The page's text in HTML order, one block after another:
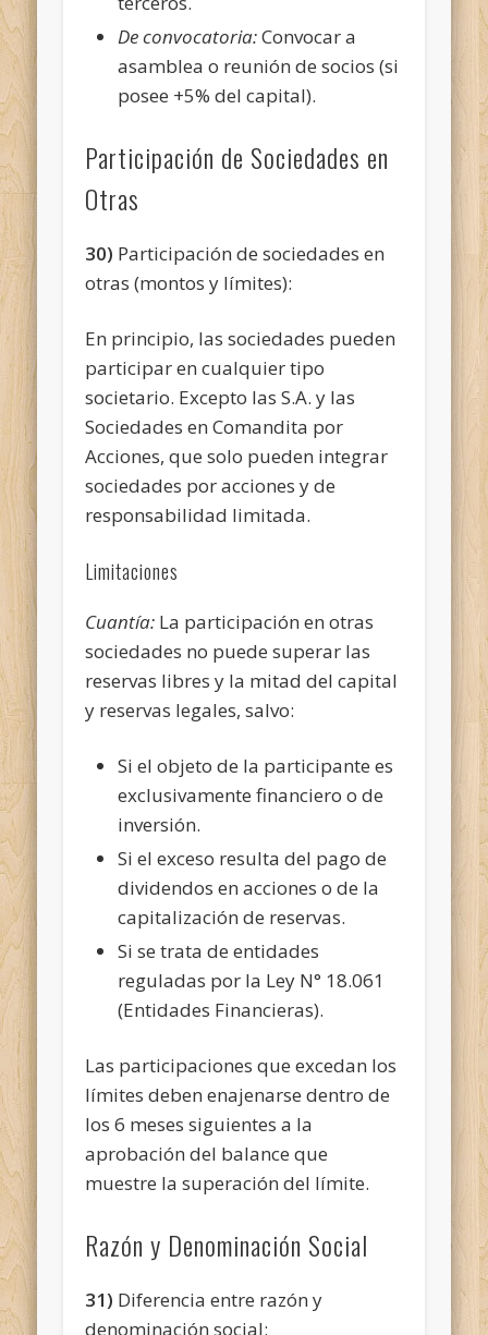
De convocatoria:Convocar a
asamblea o reunión de socios (si
posee +5% del capital).
Participación de Sociedades en
Otras
30) Participación de sociedades en
otras (montos y límites):
En principio, las sociedades pueden
participar en cualquier tipo
societario. Excepto las S.A. y las
Sociedades en Comandita por
Acciones, que solo pueden integrar
sociedades por acciones y de
responsabilidad limitada.
Limitaciones
Cuantía: La participación en otras
sociedades no puede superar las
reservas libres y la mitad del capital
y reservas legales, salvo:
Si el objeto de la participante es
exclusivamente financiero o de
inversión.
Si el exceso resulta del pago de
dividendos en acciones o de la
capitalización de reservas.
Si se trata de entidades
reguladas por la Ley N° 18.061
(Entidades Financieras).
Las participaciones que excedan los
límites deben enajenarse dentro de
los 6 meses siguientes a la
aprobación del balance que
muestre la superación del límite.
Razón y Denominación Social
31) Diferencia entre razón y
denominación social: